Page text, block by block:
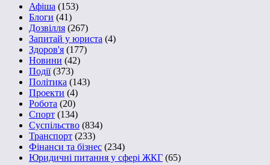
Афіша (153)
Блоги (41)
Дозвілля (267)
Запитай у юриста (4)
Здоров'я (177)
Новини (42)
Події(373)
Політика (143)
Проекти (4)
Робота (20)
Спорт (134)
Суспільство (834)
Транспорт (233)
Фінанси та бізнес (234)
Юридичні питання у сфері ЖКГ (65)